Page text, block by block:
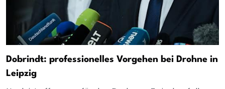
Dobrindt: professionelles Vorgehen bei Drohne in
Leipzig